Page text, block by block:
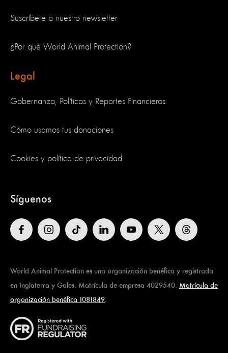
Suscríbete a nuestro newsletter
¿Por qué World Animal Protection?
Legal
Gobernanza, Políticas y Reportes Financieros
Cómo usamos tus donaciones
Cookies y política de privacidad
Síguenos
World Animal Protection es una organización benéfica y registrada
en Inglaterra y Gales. Matrícula de empresa 4029540. Matrícula de
organización benéfica 1081849